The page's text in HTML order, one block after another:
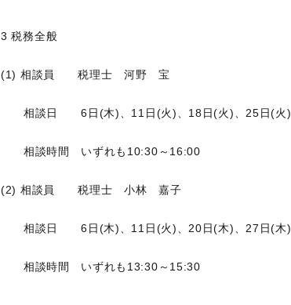
3 税務全般
(1) 相談員 税理士 河野 宝
相談日 6日(木)、11日(火)、18日(火)、25日(火)
相談時間 いずれも10:30～16:00
(2) 相談員 税理士 小林 嘉子
相談日 6日(木)、11日(火)、20日(木)、27日(木)
相談時間 いずれも13:30～15:30